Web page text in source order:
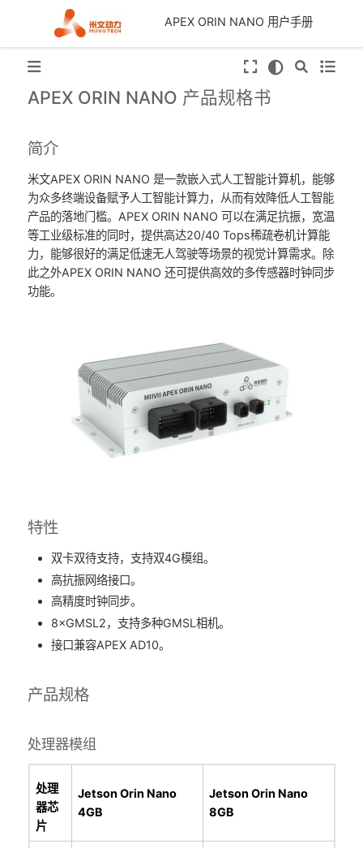
APEX ORIN NANO 用户手册
APEX ORIN NANO 产品规格书
简介
米文APEX ORIN NANO 是一款嵌入式人工智能计算机，能够
为众多终端设备赋予人工智能计算力，从而有效降低人工智能
产品的落地门槛。APEX ORIN NANO 可以在满足抗振，宽温
等工业级标准的同时，提供高达20/40 Tops稀疏卷机计算能
力，能够很好的满足低速无人驾驶等场景的视觉计算需求。除
此之外APEX ORIN NANO 还可提供高效的多传感器时钟同步
功能。
特性
双卡双待支持，支持双4G模组。
高抗振网络接口。
高精度时钟同步。
8×GMSL2，支持多种GMSL相机。
接口兼容APEX AD10。
产品规格
处理器模组
处理
器芯
片
Jetson Orin Nano
4GB
Jetson Orin Nano
8GB